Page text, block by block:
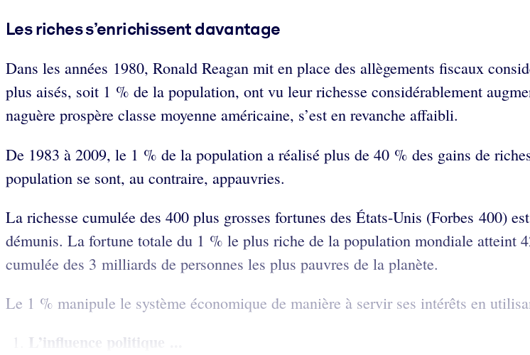
Les riches s’enrichissent davantage
Dans les années 1980, Ronald Reagan mit en place des allègements fiscaux
plus aisés, soit 1 % de la population, ont vu leur richesse considérablement
naguère prospère classe moyenne américaine, s’est en revanche affaibli.
De 1983 à 2009, le 1 % de la population a réalisé plus de 40 % des gains de
population se sont, au contraire, appauvries.
La richesse cumulée des 400 plus grosses fortunes des États-Unis (Forbes 400)
démunis. La fortune totale du 1 % le plus riche de la population mondiale atteint
cumulée des 3 milliards de personnes les plus pauvres de la planète.
Le 1 % manipule le système économique de manière à servir ses intérêts en
L’influence politique ...